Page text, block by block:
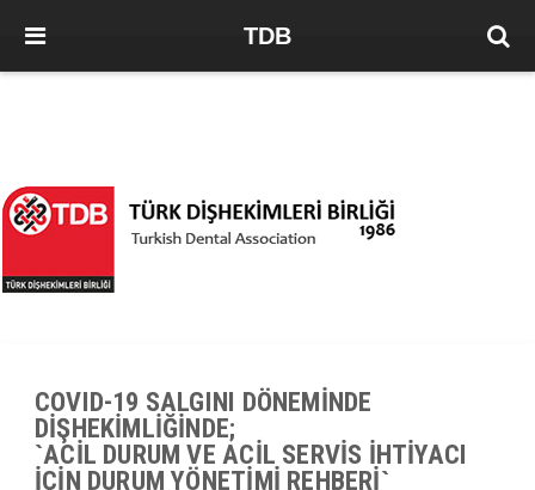
TDB
COVID-19 SALGINI DÖNEMİNDE
DİŞHEKİMLİĞİNDE;
`ACİL DURUM VE ACİL SERVİS İHTİYACI
İÇİN DURUM YÖNETİMİ REHBERİ`